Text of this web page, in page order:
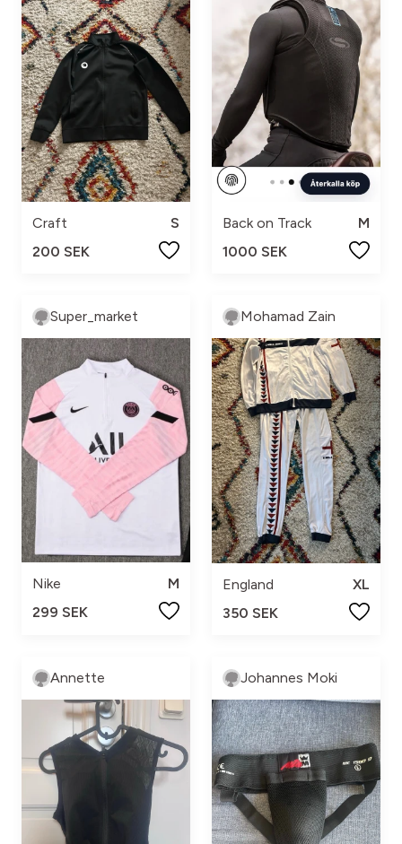
Craft
S
200 SEK
Back on Track
M
1000 SEK
Super_market
Nike
M
299 SEK
Mohamad Zain
England
XL
350 SEK
Annette Johannes Moki